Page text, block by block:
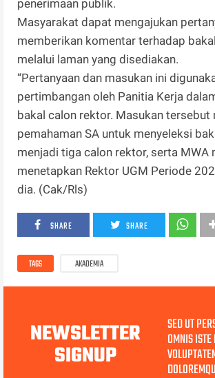
penerimaan publik.
Masyarakat dapat mengajukan
memberikan komentar terhadap
melalui laman yang disediakan.
“Pertanyaan dan masukan ini
pertimbangan oleh Panitia Kerja
bakal calon rektor. Masukan tersebut
pemahaman SA untuk menyeleksi
menjadi tiga calon rektor, serta MWA
menetapkan Rektor UGM Periode
dia. (Cak/Rls)
SHARE SHARE
TAGS AKADEMIA
NEWSLETTER
SIGNUP
SED UT
OMNIS